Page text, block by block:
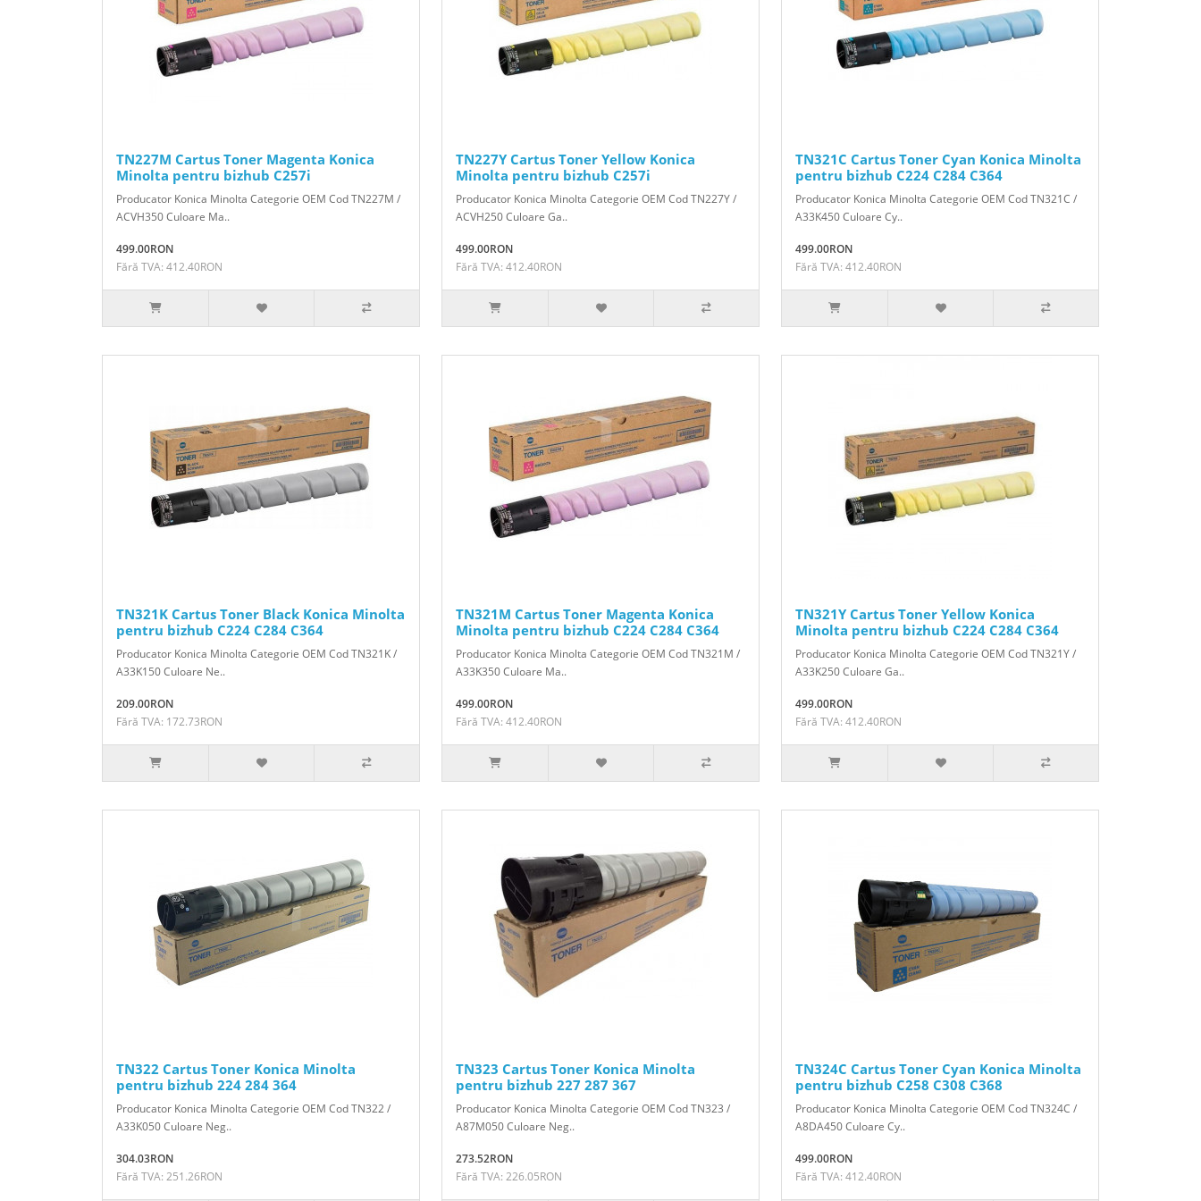
TN227M Cartus Toner Magenta Konica
Minolta pentru bizhub C257i
Producator Konica Minolta Categorie OEM Cod TN227M /
ACVH350 Culoare Ma..
499.00RON
Fără TVA: 412.40RON
TN227Y Cartus Toner Yellow Konica
Minolta pentru bizhub C257i
Producator Konica Minolta Categorie OEM Cod TN227Y /
ACVH250 Culoare Ga..
499.00RON
Fără TVA: 412.40RON
TN321C Cartus Toner Cyan Konica Minolta
pentru bizhub C224 C284 C364
Producator Konica Minolta Categorie OEM Cod TN321C /
A33K450 Culoare Cy..
499.00RON
Fără TVA: 412.40RON
TN321K Cartus Toner Black Konica Minolta
pentru bizhub C224 C284 C364
Producator Konica Minolta Categorie OEM Cod TN321K /
A33K150 Culoare Ne..
209.00RON
Fără TVA: 172.73RON
TN321M Cartus Toner Magenta Konica
Minolta pentru bizhub C224 C284 C364
Producator Konica Minolta Categorie OEM Cod TN321M /
A33K350 Culoare Ma..
499.00RON
Fără TVA: 412.40RON
TN321Y Cartus Toner Yellow Konica
Minolta pentru bizhub C224 C284 C364
Producator Konica Minolta Categorie OEM Cod TN321Y /
A33K250 Culoare Ga..
499.00RON
Fără TVA: 412.40RON
TN322 Cartus Toner Konica Minolta
pentru bizhub 224 284 364
Producator Konica Minolta Categorie OEM Cod TN322 /
A33K050 Culoare Neg..
304.03RON
Fără TVA: 251.26RON
TN323 Cartus Toner Konica Minolta
pentru bizhub 227 287 367
Producator Konica Minolta Categorie OEM Cod TN323 /
A87M050 Culoare Neg..
273.52RON
Fără TVA: 226.05RON
TN324C Cartus Toner Cyan Konica Minolta
pentru bizhub C258 C308 C368
Producator Konica Minolta Categorie OEM Cod TN324C /
A8DA450 Culoare Cy..
499.00RON
Fără TVA: 412.40RON